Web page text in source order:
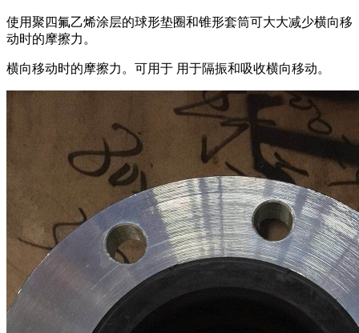
使用聚四氟乙烯涂层的球形垫圈和锥形套筒可大大减少横向移
动时的摩擦力。
横向移动时的摩擦力。可用于 用于隔振和吸收横向移动。